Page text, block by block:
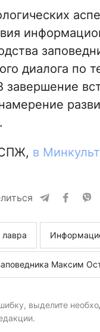
диалога по
завершение
в
Максим
выделите